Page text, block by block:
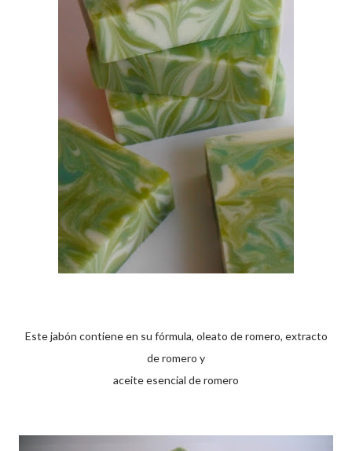
Este jabón contiene en su fórmula, oleato de romero, extracto
de romero y
aceite esencial de romero